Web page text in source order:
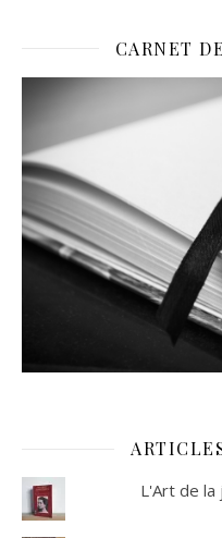
CARNET
L'Art de la